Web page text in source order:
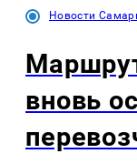
Новости
вновь